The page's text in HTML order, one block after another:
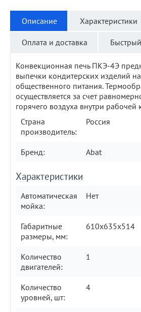
Описание Характеристики
Оплата и доставка
Конвекционная печь ПКЭ-4Э
выпечки кондитерских изделий
общественного питания.
осуществляется за счет
горячего воздуха внутри рабочей
Страна
производитель:
Россия
Бренд: Abat
Характеристики
Автоматическая
мойка:
Нет
Габаритные
размеры, мм:
610х635х514
Количество
двигателей:
1
Количество
уровней, шт:
4